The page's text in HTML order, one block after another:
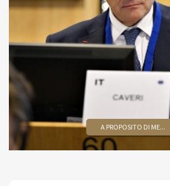
A PROPOSITO DI ME...